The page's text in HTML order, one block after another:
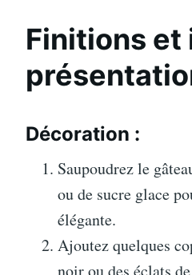
Finitions et
Décoration :
Saupoudrez le
ou de sucre glace
élégante.
Ajoutez quelques
noir ou des éclats